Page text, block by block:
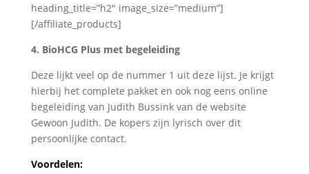
heading_title=”h2″ image_size=”medium”]
[/affiliate_products]
4. BioHCG Plus met begeleiding
Deze lijkt veel op de nummer 1 uit deze lijst. Je krijgt
hierbij het complete pakket en ook nog eens online
begeleiding van Judith Bussink van de website
Gewoon Judith. De kopers zijn lyrisch over dit
persoonlijke contact.
Voordelen: